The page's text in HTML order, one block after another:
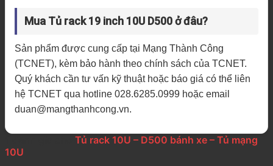
Mua Tủ rack 19 inch 10U D500 ở đâu?
Sản phẩm được cung cấp tại Mạng Thành Công
(TCNET), kèm bảo hành theo chính sách của TCNET.
Quý khách cần tư vấn kỹ thuật hoặc báo giá có thể liên
hệ TCNET qua hotline 028.6285.0999 hoặc email
duan@mangthanhcong.vn.
Tủ rack 10U – D500 bánh xe – Tủ mạng
10U